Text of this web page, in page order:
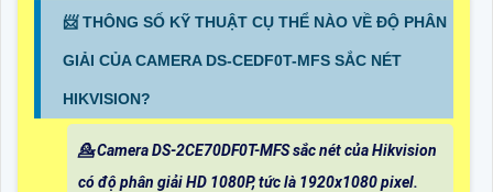
📨 THÔNG SỐ KỸ THUẬT CỤ THỂ NÀO VỀ ĐỘ PHÂN
GIẢI CỦA CAMERA DS-CEDF0T-MFS SẮC NÉT
HIKVISION?
💁 Camera DS-2CE70DF0T-MFS sắc nét của Hikvision
có độ phân giải HD 1080P, tức là 1920x1080 pixel.